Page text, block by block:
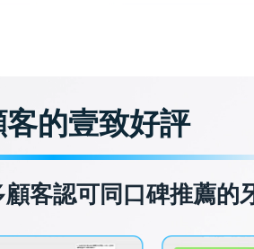
的壹致好評
客認可同口碑推薦的